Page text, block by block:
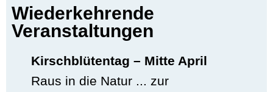
Wiederkehrende
Veranstaltungen
Kirschblütentag – Mitte April
Raus in die Natur ... zur